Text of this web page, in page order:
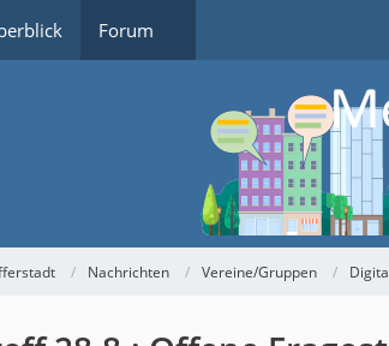
Forum
Nachrichten Vereine/Gruppen